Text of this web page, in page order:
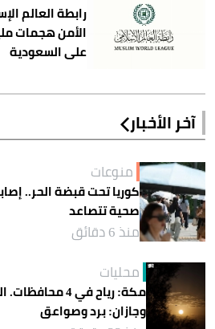
رابطة العالم
الأمن هجمات
على السعودية
آخر الأخبار
منوعات
كوريا تحت قبضة الحر..
صحية تتصاعد
منذ 6 دقائق
محليات
وجازان: برد وصواعق